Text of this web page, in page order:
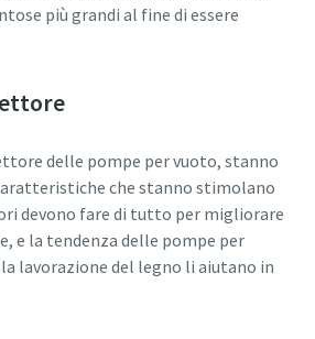
più grandi al fine di essere
delle pompe per vuoto, stanno
che stanno stimolano
devono fare di tutto per migliorare
e la tendenza delle pompe per
lavorazione del legno li aiutano in